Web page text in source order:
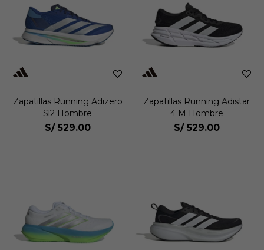
Zapatillas Running Adizero
Sl2 Hombre
S/ 529.00
Zapatillas Running Adistar
4 M Hombre
S/ 529.00